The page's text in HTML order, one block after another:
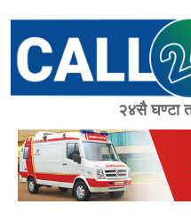
content
२४सै घण्टा